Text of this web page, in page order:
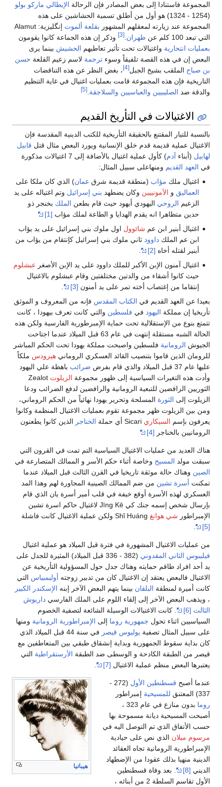
المجموعة فاستنادا إلى بعض المصادر فإن الرحالة الإيطالي ماركو بولو
(1254 - 1324) هو أول من أطلق تسمية الحشاشين على هذه
المجموعة عند زيارته لمعقلهم المشهور بقلعة ألموت إنگليزية: Alamut
التي تبعد 100 كلم عن
طهران.
[3]
وذكر إن هذه الجماعة كانوا يقومون
بعمليات انتحارية واغتيالات تحت تأثير تعاطيهم الحشيش بينما يرى
البعض إن في هذه القصة تلفيقاً وسوء ترجمة لاسم زعيم القلعة حسن
بن صباح الملقب بشيخ الجبل[4]
، بغض النظر عن هذه التناقضات
التاريخية فإن هذه المجموعة قامت بعمليات اغتيال في غاية التنظيم
والدقة ضد الصليبيين والعباسيين والسلاجقة.
[5]
الاغتيالات في التأريخ القديم
بالنسبة للتيار المقتنع بالحقيقة التأريخية للكتب الدينية المقدسة فإن
الاغتيال عملية قديمة قدم خلق الإنسانية ويورد البعض مثال قتل قابيل
لهابيل (أبناء آدم
) كأول عملية اغتيال بالأضافة إلى 7 اغتيالات مذكورة
في العهد القديم ومنهاعلى سبيل المثال:
اغتيال ملك مؤاب (منطقة قديمة شرق عمان) الذي كان ملكا على
العماليق و الآمونييين وكان يضطهد بني إسرائيل وتم اغتياله على يد
الزعيم الروحي اليهودي أيهود حيث قام بطعن الملك بخنجر ذو
حدين متظاهرا انه يقدم الهدايا و الطاعة لملك مؤاب [1]
اغتيال أبنير ابن عم شائوول اول ملوك بني إسرائيل على يد يؤاب
ابن عم الملكداوود ثاني ملوك بني إسرائيل كإنتقام من يؤاب من
أبنير لقتله أخاه [2]
اغتيال آمنون الإبن الأكبر للملك داوود على يد الإبن الأصغر عبشلوم
حيث كانوا أشقاء من والدتين مختلفتين وقام عبشلوم بالاغتيال
إنتقاما من إغتصاب أخته تمر على يد أمنون [3]
بعيدا عن العهد القديم في الكتاب المقدس فإنه من المعروف و الموثق
تأريخيا إن مملكة اليهود في فلسطين والتي كانت تعرف بيهودا ، كانت
تتمتع بنوع من الإستقلالية تحت حماية الإمبرطورية الفارسية ولكن هذه
الحالة الشبه مستقلة إنتهت في عام 63 قبل الميلاد عندما اجتاحت
الجيوش الرومانية فلسطين واصبحت مملكة يهودا تحت الحكم المباشر
للرومان الذين قاموا بتنصيب القائد العسكري الروماني هيرودس ملكاً
عليها عام 37 قبل الميلاد والذي قام بفرض
ضرائب باهظة علي اليهود
وأدت هذه التغيرات السياسية إلى ظهور مجموعة الزيلوت Zealot
الثوريين الرافضين للتبعية الرومانية والرافضين لدفع الضرائب ودعا
الزيلوت إلى الثورة المسلحة وتحرير يهودا نهائياً من الحكم الروماني،
ومن بين الزيلوت ظهر مجموعة تقوم بعمليات الاغتيال المنظمة وكانوا
يعرفون بإسم السيكاري الخناجر الذين كانوا يطعنون
الرومانيين بالخناجر [4]
هناك العديد من عمليات الاغتيال السياسية التم تمت في القرون التي
سبقت مولد المسيح وخاصة أثناء حكم الأسر و الممالك المتصارعة في
الصين وهناك حالة موثقة تاريخيا في القرن الثالث قبل الميلاد عندما
تمكنت أسرة تشين من ضم الممالك الصينية المجاورة لهم وهذا المد
العسكري لهذه الأسرة أوقع خيفة في قلب أمير أسرة يان الذي قام
بإرسال شخص إسمه جنك كي Jīng Kē لاغتيال حاكم اسرة تشين
الإمبراطور شي هوانغ
[5]
من عمليات الاغتيال المشهورة في فترة قبل الميلاد هو عملية اغتيال
فيليبوس الثاني المقدوني
(382 - 336 قبل الميلاد) المثيرة للجدل على
يد أحد افراد طاقم حمايته وهناك جدل حول المسؤولية التأريخية عن
الاغتيال فالبعض يعتقد إن الاغتيال كان من تدبير زوجته أوليمبياس التي
كانت أميرة لمنطقة البلقان بينما يتهم البعض الآخر إبنه الإسكندر الكبير
، ويذهب البعض الآخر إلى إلقاء اللوم على الملك الفارسي داريوش
الثالث [6]
. كانت الاغتيالات الوسيلة الشائعة لتصفية الخصوم
السياسيين اثناء تحول جمهورية روما إلى الإمبراطورية الرومانية ومنها
على سبيل المثال تصفية يوليوس قيصر
في سنة 44 قبل الميلاد الذي
كان بداية سقوط الجمهورية وبداية إنشقاق طبقي بين المتعاطفين مع
قيصر من الطبقة الكادحة و الوسطى ضد الطبقة الأرستقراطية التي
يعتبرها البعض منظم عملية الاغتيال [7]
هيباتيا
عندما أصبح قسطنطين الأول
(272 -
337) المعتنق
للمسيحية إمبراطور
روما
بدون منازع في عام 323 ،
أصبحت المسيحية ديانة مسموحة بها
حسب الأتفاق الذي تم التوصل اليه في
مرسوم ميلان الذي نص على حيادية
الإمبراطورية الرومانية تجاه العقائد
الدينية منهيا بذلك عقودا من الإضطهاد
الديني [8]
. بعد وفاة قسطنطين
الأول تقاسم السلطة 2 من أبنائه ،